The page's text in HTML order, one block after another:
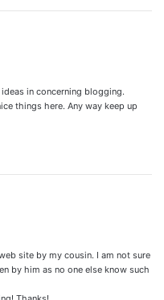
in concerning blogging.
things here. Any way keep up
site by my cousin. I am not sure
by him as no one else know such